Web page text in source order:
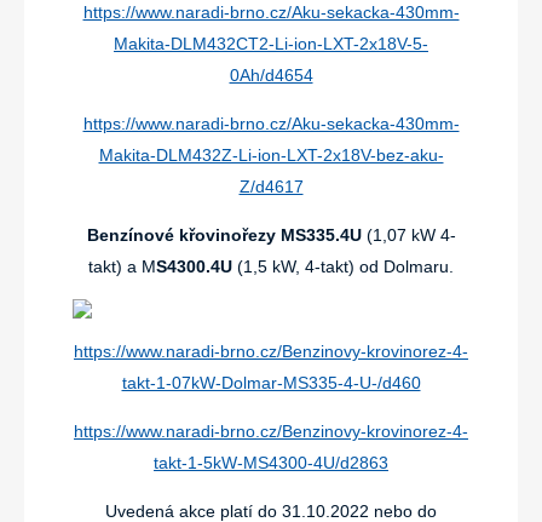
https://www.naradi-brno.cz/Aku-sekacka-430mm-
Makita-DLM432CT2-Li-ion-LXT-2x18V-5-
0Ah/d4654
https://www.naradi-brno.cz/Aku-sekacka-430mm-
Makita-DLM432Z-Li-ion-LXT-2x18V-bez-aku-
Z/d4617
Benzínové křovinořezy MS335.4U (1,07 kW 4-
takt) a MS4300.4U (1,5 kW, 4-takt) od Dolmaru.
https://www.naradi-brno.cz/Benzinovy-krovinorez-4-
takt-1-07kW-Dolmar-MS335-4-U-/d460
https://www.naradi-brno.cz/Benzinovy-krovinorez-4-
takt-1-5kW-MS4300-4U/d2863
Uvedená akce platí do 31.10.2022 nebo do